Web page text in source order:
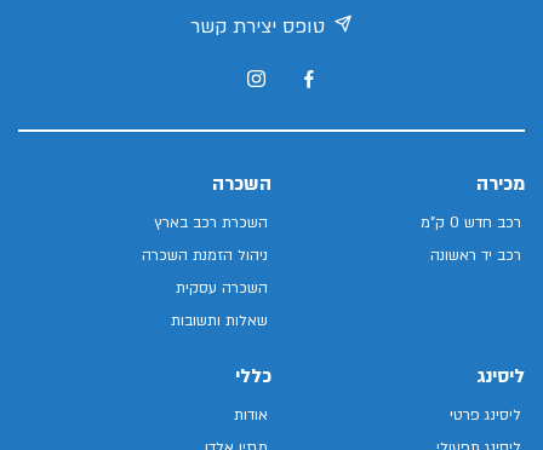
טופס יצירת קשר
מכירה
רכב חדש 0 ק"מ
רכב יד ראשונה
השכרה
השכרת רכב בארץ
ניהול הזמנת השכרה
השכרה עסקית
שאלות ותשובות
ליסינג
ליסינג פרטי
כללי
אודות